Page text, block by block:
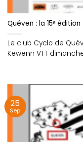
Quéven : la 15ᵉ édition
Le club Cyclo de
Kewenn VTT dimanche
25
Sep